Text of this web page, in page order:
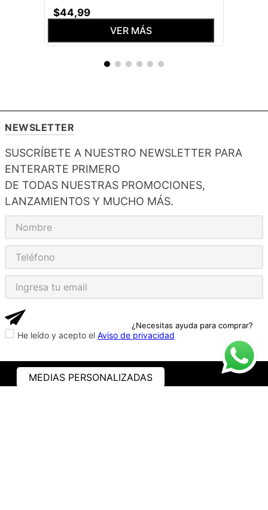
¿Necesitas ayuda para comprar?
$44,99
VER MÁS
NEWSLETTER
SUSCRÍBETE A NUESTRO NEWSLETTER PARA
ENTERARTE PRIMERO
DE TODAS NUESTRAS PROMOCIONES,
LANZAMIENTOS Y MUCHO MÁS.
He leído y acepto el Aviso de privacidad
MEDIAS PERSONALIZADAS